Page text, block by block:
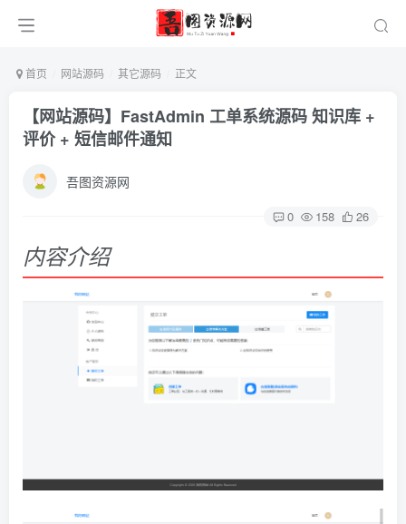
首页 网站源码 其它源码 正文
【网站源码】FastAdmin 工单系统源码 知识库 +
评价 + 短信邮件通知
吾图资源网
0 158 26
内容介绍